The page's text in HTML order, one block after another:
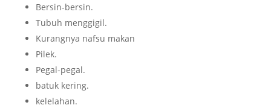
Bersin-bersin.
Tubuh menggigil.
Kurangnya nafsu makan
Pilek.
Pegal-pegal.
batuk kering.
kelelahan.